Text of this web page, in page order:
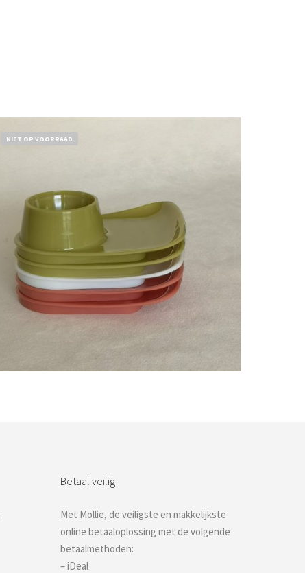
NIET OP VOORRAAD
Betaal veilig
Met Mollie, de veiligste en makkelijkste
online betaaloplossing met de volgende
betaalmethoden:
– iDeal